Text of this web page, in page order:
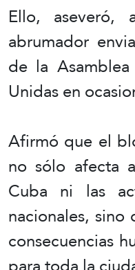
Ello, aseveró,
abrumador
de la
Unidas en
Afirmó que el
no sólo afecta
Cuba ni las
nacionales,
consecuencias